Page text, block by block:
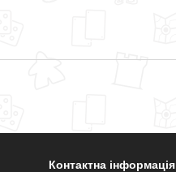
Контактна інформація